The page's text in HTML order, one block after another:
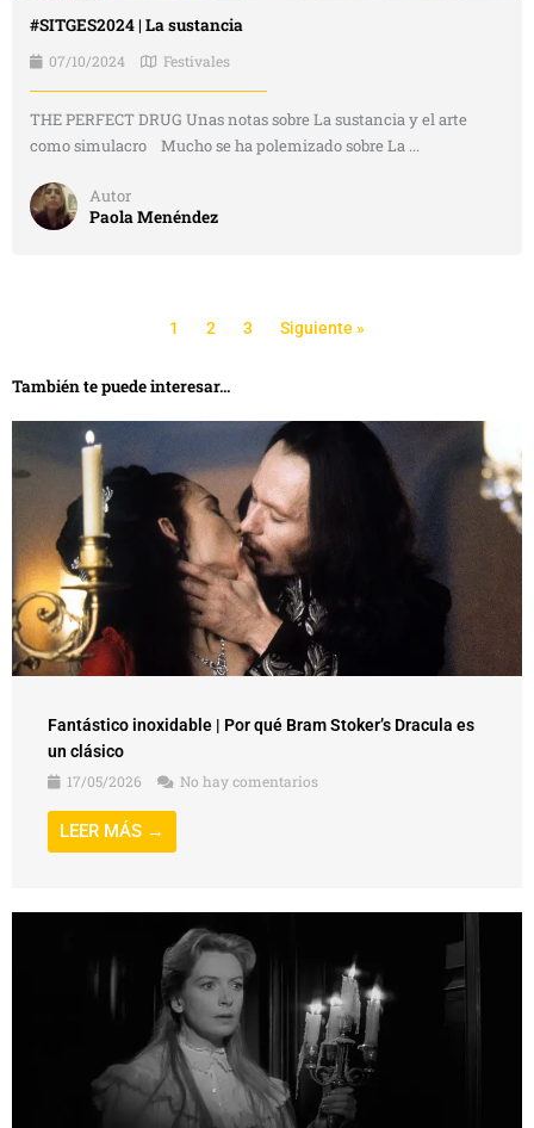
#SITGES2024 | La sustancia
07/10/2024 Festivales
THE PERFECT DRUG Unas notas sobre La sustancia y el arte
como simulacro Mucho se ha polemizado sobre La ...
Autor
Paola Menéndez
1 2 3 Siguiente »
También te puede interesar...
Fantástico inoxidable | Por qué Bram Stoker’s Dracula es
un clásico
17/05/2026
No hay comentarios
LEER MÁS →